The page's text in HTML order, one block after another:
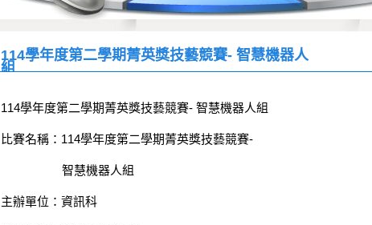
114學年度第二學期菁英獎技藝競賽- 智慧機器人
組
114學年度第二學期菁英獎技藝競賽- 智慧機器人組
比賽名稱：114學年度第二學期菁英獎技藝競賽-
智慧機器人組
主辦單位：資訊科